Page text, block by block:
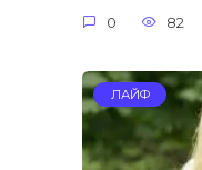
0 82
ЛАЙФ